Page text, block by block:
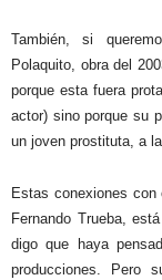
También, si
Polaquito, obra del
porque esta fuera
actor) sino porque su
un joven prostituta, a
Estas conexiones
Fernando Trueba,
digo que haya
producciones. Pero